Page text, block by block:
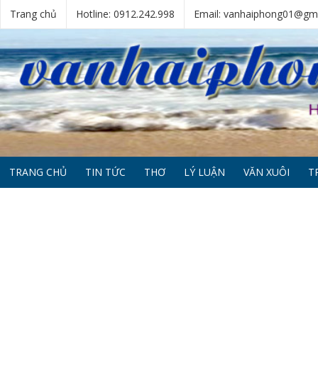
Trang chủ Hotline: 0912.242.998 Email:
TRANG CHỦ TIN TỨC THƠ LÝ LUẬN VĂN XUÔI